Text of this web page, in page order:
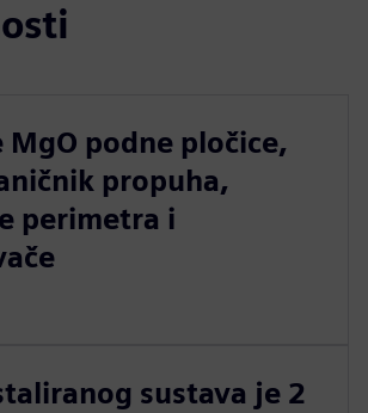
MgO podne pločice,
propuha,
perimetra i
sustava je 2